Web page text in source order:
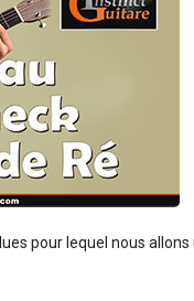
pour lequel nous allons